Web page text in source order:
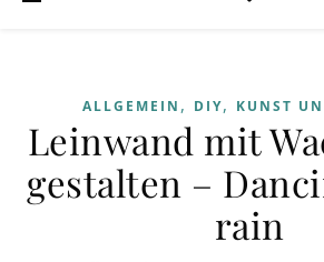
ALLGEMEIN , DIY, KUNST
Leinwand mit
gestalten –
rain